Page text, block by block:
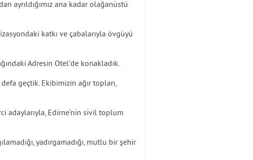
ayrıldığımız ana kadar olağanüstü
katkı ve çabalarıyla övgüyü
Adresin Otel'de konakladık.
geçtik. Ekibimizin ağır topları,
adaylarıyla, Edirne’nin sivil toplum
yadırgamadığı, mutlu bir şehir